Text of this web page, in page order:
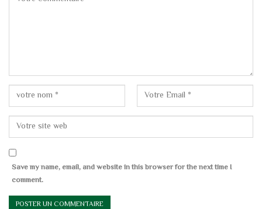
Save my name, email, and website in this browser for the next time I
comment.